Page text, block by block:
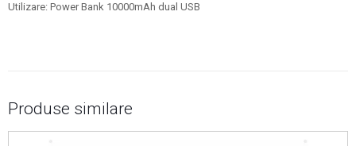
Utilizare: Power Bank 10000mAh dual USB
Produse similare